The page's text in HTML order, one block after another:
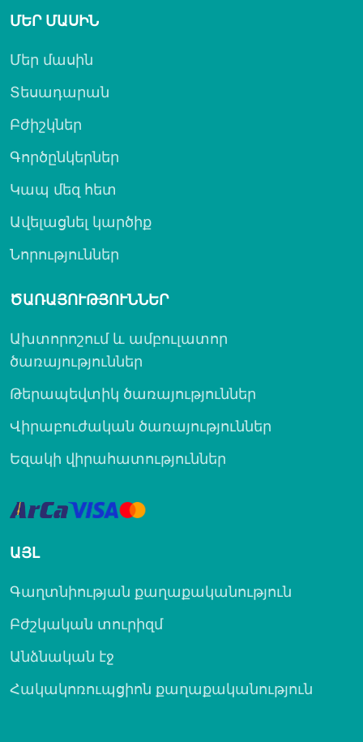
ՄԵՐ ՄԱՍԻՆ
Մեր մասին
Տեսադարան
Բժիշկներ
Գործընկերներ
Կապ մեզ հետ
Ավելացնել կարծիք
Նորություններ
ԾԱՌԱՅՈՒԹՅՈՒՆՆԵՐ
Ախտորոշում և ամբուլատոր
ծառայություններ
Թերապեվտիկ ծառայություններ
Վիրաբուժական ծառայություններ
Եզակի վիրահատություններ
ԱՅԼ
Գաղտնիության քաղաքականություն
Բժշկական տուրիզմ
Անձնական էջ
Հակակոռուպցիոն քաղաքականություն